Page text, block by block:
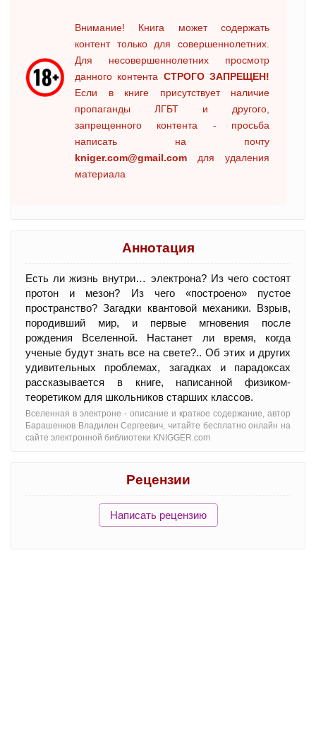
Внимание! Книга может содержать
контент только для совершеннолетних.
Для несовершеннолетних просмотр
данного контента СТРОГО ЗАПРЕЩЕН!
Если в книге присутствует наличие
пропаганды ЛГБТ и другого,
запрещенного контента - просьба
написать на почту
kniger.com@gmail.com для удаления
материала
Аннотация
Есть ли жизнь внутри… электрона? Из чего состоят
протон и мезон? Из чего «построено» пустое
пространство? Загадки квантовой механики. Взрыв,
породивший мир, и первые мгновения после
рождения Вселенной. Настанет ли время, когда
ученые будут знать все на свете?.. Об этих и других
удивительных проблемах, загадках и парадоксах
рассказывается в книге, написанной физиком-
теоретиком для школьников старших классов.
Вселенная в электроне - oписание и краткое содержание, автор
Барашенков Владилен Сергеевич, читайте бесплатно онлайн на
сайте электронной библиотеки KNIGGER.com
Рецензии
Написать рецензию